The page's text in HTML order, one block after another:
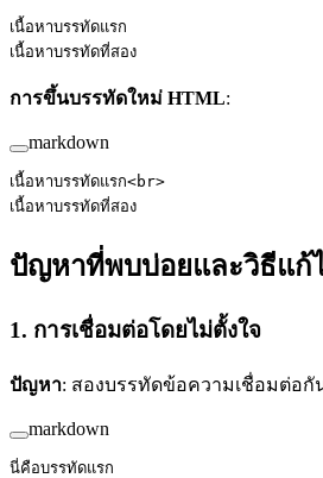
เนื้อหาบรรทัดแรก
เนื้อหาบรรทัดที่สอง
การขึ้นบรรทัดใหม่ HTML:
markdown
เนื้อหาบรรทัดแรก<br>
เนื้อหาบรรทัดที่สอง
ปัญหาที่พบบ่อยและวิธีแก้
1. การเชื่อมต่อโดยไม่ตั้งใจ
ปัญหา: สองบรรทัดข้อความเชื่อมต่อกั
markdown
นี่คือบรรทัดแรก